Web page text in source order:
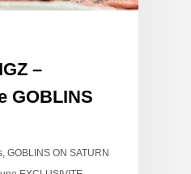
–
GOBLINS
GOBLINS ON SATURN